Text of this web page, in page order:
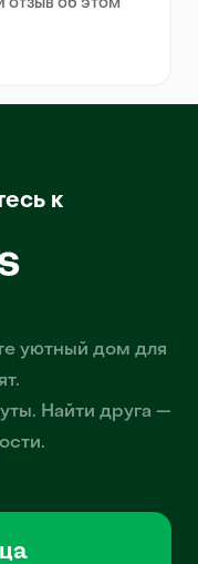
отзыв об этом
к
уютный дом для
Найти друга —